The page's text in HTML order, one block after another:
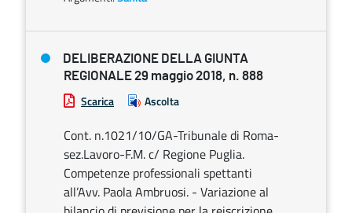
DELIBERAZIONE DELLA GIUNTA
REGIONALE 29 maggio 2018, n. 888
Scarica Ascolta
Cont. n.1021/10/GA-Tribunale di Roma-
sez.Lavoro-F.M. c/ Regione Puglia.
Competenze professionali spettanti
all’Avv. Paola Ambruosi. - Variazione al